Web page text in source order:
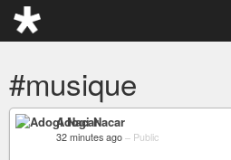
#musique
Adogi Nacar
32 minutes ago – Public